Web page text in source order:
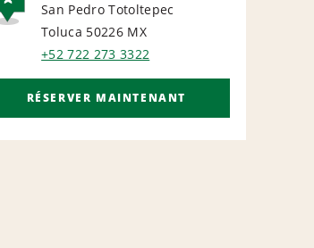
San Pedro Totoltepec
Toluca 50226 MX
+52 722 273 3322
RÉSERVER MAINTENANT